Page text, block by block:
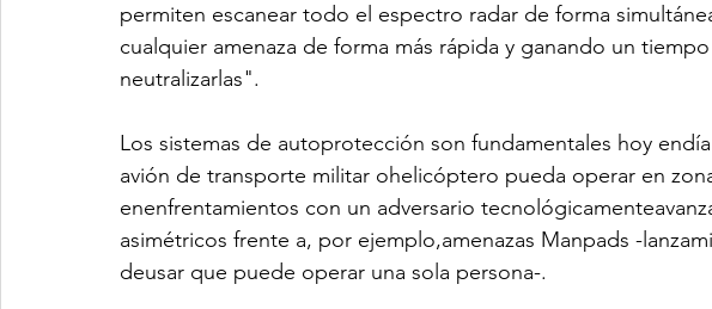
permiten escanear todo el espectro radar de forma
cualquier amenaza de forma más rápida y ganando un
neutralizarlas".
Los sistemas de autoprotección son fundamentales hoy
avión de transporte militar ohelicóptero pueda operar en
enenfrentamientos con un adversario
asimétricos frente a, por ejemplo,amenazas Manpads -
deusar que puede operar una sola persona-.